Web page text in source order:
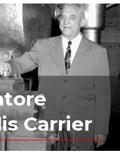
Carrier